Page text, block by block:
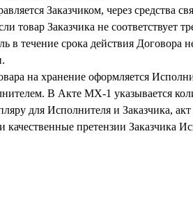
Заказчиком, через средства
товар Заказчика не соответствует
в течение срока действия Договора
на хранение оформляется
В Акте МХ-1 указывается
для Исполнителя и Заказчика,
качественные претензии Заказчика